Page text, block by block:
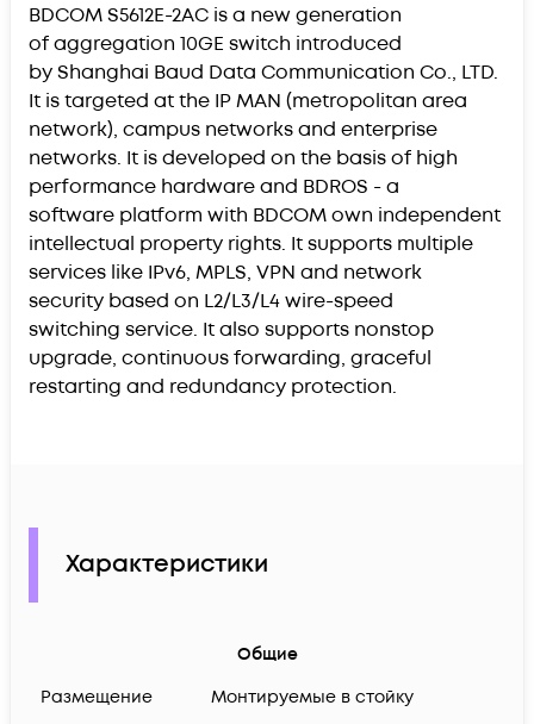
BDCOM S5612E-2AC is a new generation
of aggregation 10GE switch introduced
by Shanghai Baud Data Communication Co., LTD.
It is targeted at the IP MAN (metropolitan area
network), campus networks and enterprise
networks. It is developed on the basis of high
performance hardware and BDROS - a
software platform with BDCOM own independent
intellectual property rights. It supports multiple
services like IPv6, MPLS, VPN and network
security based on L2/L3/L4 wire-speed
switching service. It also supports nonstop
upgrade, continuous forwarding, graceful
restarting and redundancy protection.
Характеристики
Общие
Размещение
Монтируемые в стойку